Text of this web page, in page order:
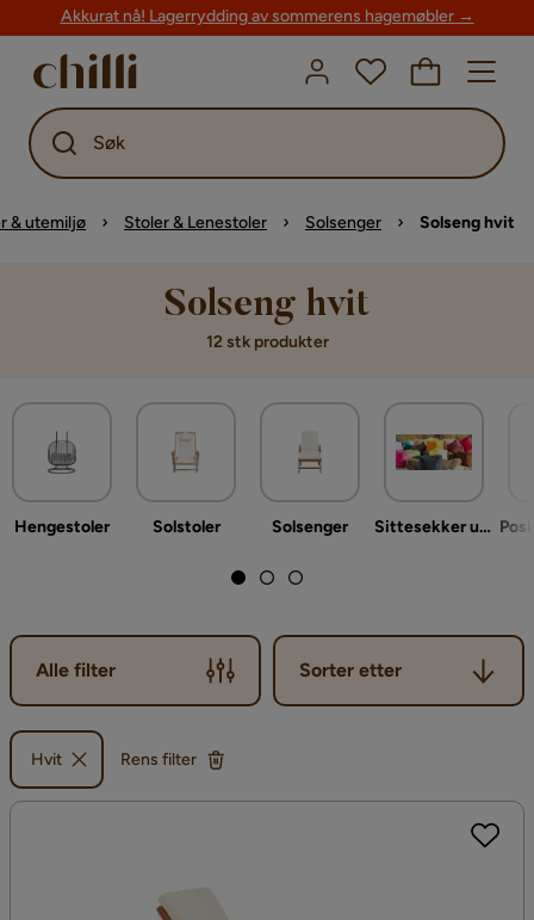
Akkurat nå! Lagerrydding av sommerens hagemøbler →
Søk
& utemiljø Stoler & Lenestoler Solsenger Solseng hvit
Solseng hvit
12 stk produkter
Hengestoler Solstoler Solsenger Sittesekker ute
Alle filter
Sorter etter
Sorter etter
Hvit Rens filter